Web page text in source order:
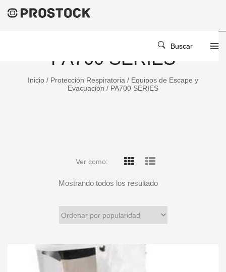
Buscar
PA700 SERIES
Inicio / Protección Respiratoria / Equipos de Escape y
Evacuación / PA700 SERIES
Ver como:
Mostrando todos los resultado